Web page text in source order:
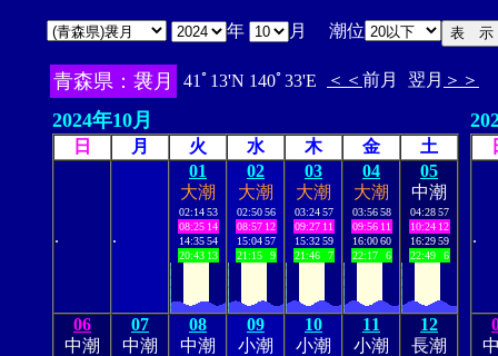
年 月 潮位
青森県：袰月 41ﾟ13'N 140ﾟ33'E ＜＜ 前月 翌月 ＞＞
2024年10月
日 月 火 水 木 金 土
. .
01
大潮
02:14 53
08:25 14
14:35 54
20:43 13
02
大潮
02:50 56
08:57 12
15:04 57
21:15
9
03
大潮
03:24 57
09:27 11
15:32 59
21:46
7
04
大潮
03:56 58
09:56 11
16:00 60
22:17
6
05
中潮
04:28 57
10:24 12
16:29 59
22:49
6
06
中潮
07
中潮
08
中潮
09
小潮
10
小潮
11
小潮
12
長潮
.